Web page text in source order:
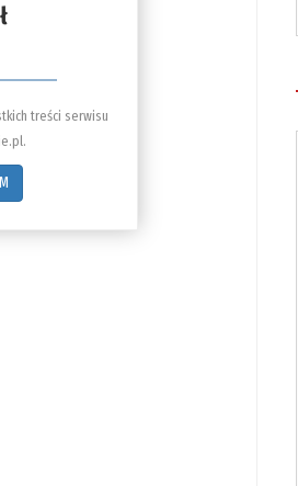
treści serwisu